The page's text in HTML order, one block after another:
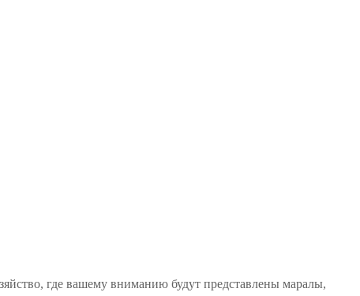
где вашему вниманию будут представлены маралы,